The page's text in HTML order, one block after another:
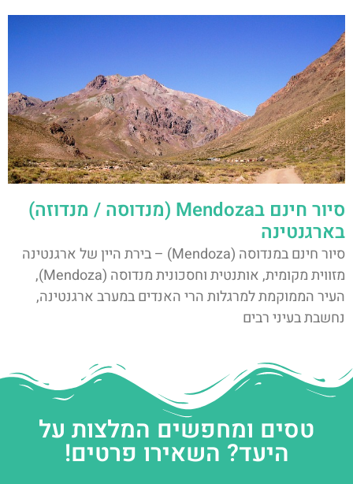
סיור חינם בMendoza (מנדוסה / מנדוזה)
בארגנטינה
סיור חינם במנדוסה (Mendoza) – בירת היין של ארגנטינה
מזווית מקומית, אותנטית וחסכונית מנדוסה (Mendoza),
העיר הממוקמת למרגלות הרי האנדים במערב ארגנטינה,
נחשבת בעיני רבים
טסים ומחפשים המלצות על
היעד? השאירו פרטים!